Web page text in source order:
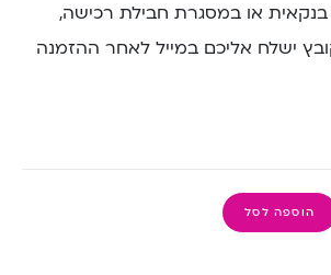
או במסגרת חבילת רכישה,
ישלח אליכם במייל לאחר ההזמנה
הוספה לסל